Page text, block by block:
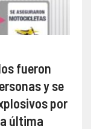
fueron
y se
por
última